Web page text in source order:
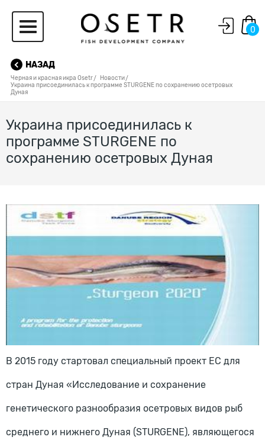
0
НАЗАД
Черная и красная икра Osetr
Новости
Украина присоединилась к программе STURGENE по сохранению осетровых
Дуная
Украина присоединилась к
программе STURGENE по
сохранению осетровых Дуная
В 2015 году стартовал специальный проект ЕС для
стран Дуная «Исследование и сохранение
генетического разнообразия осетровых видов рыб
среднего и нижнего Дуная (STURGENE), являющегося